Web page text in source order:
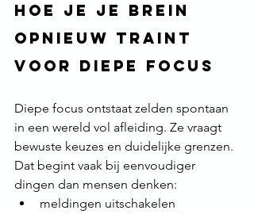
Hoe je je brein
opnieuw traint
voor diepe focus
Diepe focus ontstaat zelden spontaan
in een wereld vol afleiding. Ze vraagt
bewuste keuzes en duidelijke grenzen.
Dat begint vaak bij eenvoudiger
dingen dan mensen denken:
meldingen uitschakelen